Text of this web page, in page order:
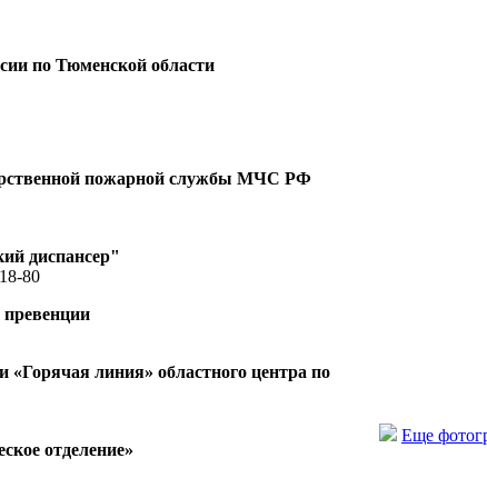
по Тюменской области
пожарной службы МЧС РФ
диспансер"
80
превенции
линия» областного центра по
отделение»
Еще